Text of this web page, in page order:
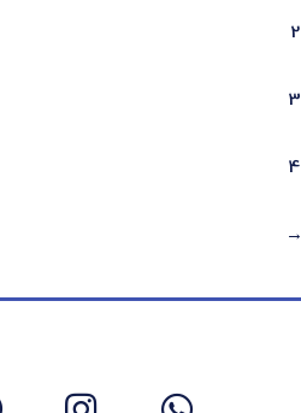
2
3
4
←